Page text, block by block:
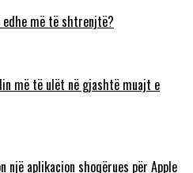
edhe më të shtrenjtë?
më të ulët në gjashtë muajt e
një aplikacion shoqërues për Apple